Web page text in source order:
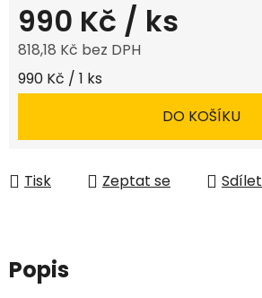
990 Kč / ks
818,18 Kč bez DPH
Měrná cena:
990 Kč / 1 ks
DO KOŠÍKU
Tisk Zeptat se Sdílet
Popis